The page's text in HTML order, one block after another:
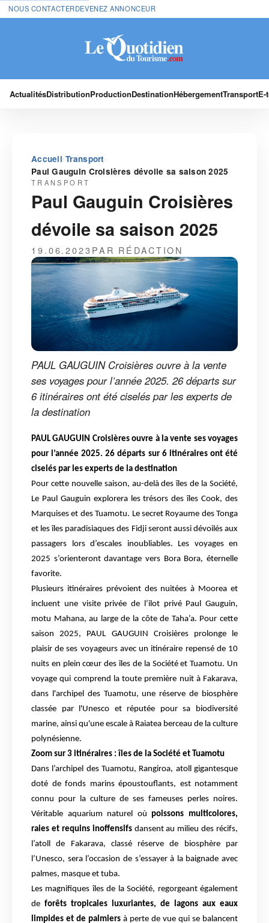
NOUS CONTACTERDEVENEZ ANNONCEUR
ActualitésDistributionProductionDestinationHébergementTransport
Accueil›Transport ›
Paul Gauguin Croisières dévoile sa saison 2025
TRANSPORT
Paul Gauguin Croisières
dévoile sa saison 2025
19.06.2023PAR RÉDACTION
PAUL GAUGUIN Croisières ouvre à la vente
ses voyages pour l’année 2025. 26 départs sur
6 itinéraires ont été ciselés par les experts de
la destination
PAUL GAUGUIN Croisières ouvre à la vente ses voyages
pour l’année 2025. 26 départs sur 6 itinéraires ont été
ciselés par les experts de la destination
Pour cette nouvelle saison, au-delà des îles de la Société,
Le Paul Gauguin explorera les trésors des îles Cook, des
Marquises et des Tuamotu. Le secret Royaume des Tonga
et les îles paradisiaques des Fidji seront aussi dévoilés aux
passagers lors d’escales inoubliables. Les voyages en
2025 s’orienteront davantage vers Bora Bora, éternelle
favorite.
Plusieurs itinéraires prévoient des nuitées à Moorea et
incluent une visite privée de l’ilot privé Paul Gauguin,
motu Mahana, au large de la côte de Taha’a. Pour cette
saison 2025, PAUL GAUGUIN Croisières prolonge le
plaisir de ses voyageurs avec un itinéraire repensé de 10
nuits en plein cœur des îles de la Société et Tuamotu. Un
voyage qui comprend la toute première nuit à Fakarava,
dans l'archipel des Tuamotu, une réserve de biosphère
classée par l'Unesco et réputée pour sa biodiversité
marine, ainsi qu'une escale à Raiatea berceau de la culture
polynésienne.
Zoom sur 3 itinéraires : îles de la Société et Tuamotu
Dans l’archipel des Tuamotu, Rangiroa, atoll gigantesque
doté de fonds marins époustouflants, est notamment
connu pour la culture de ses fameuses perles noires.
Véritable aquarium naturel oùpoissons multicolores,
raies et requins inoffensifsdansent au milieu des récifs,
l’atoll de Fakarava, classé réserve de biosphère par
l’Unesco, sera l’occasion de s’essayer à la baignade avec
palmes, masque et tuba.
Les magnifiques îles de la Société, regorgeant également
de forêts tropicales luxuriantes, de lagons aux eaux
limpides et de palmiers à perte de vue qui se balancent